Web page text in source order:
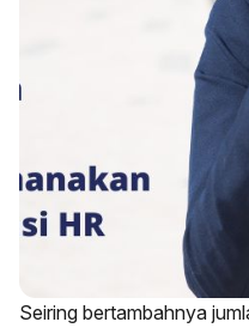
Seiring bertambahnya